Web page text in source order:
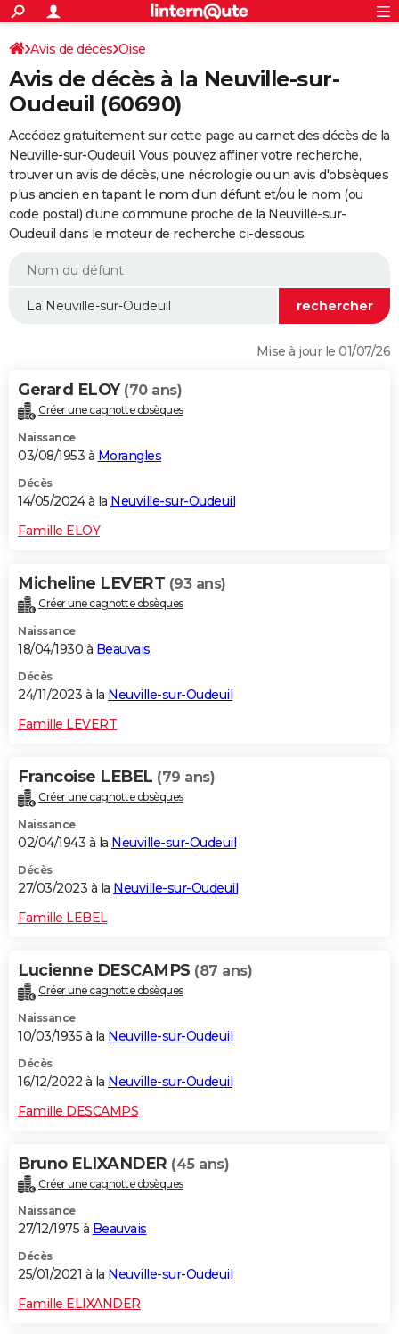
ACTUALITÉS
Politique
Société
Faits Divers
Education
Monde
Villes
+
SPORT
Coupe du monde 2026
Football
Tennis
Cyclisme
Rugby
Forum
CULTURE
FINANCE
Retraite
Impôts
Epargne
Immobilier
Risques naturels par ville
Banque
Assurance
Crédit
Essais
Réserver un essai
Citadines
Berlines
SUV
Forum auto
+
HIGH-TECH
Mobiles
Meilleur smartphone
Internet
Ordinateurs
Jeux vidéo
Guide high-tech
+
BRICOLAGE
Forum
Aménagement intérieur
Extérieur
Cuisine
Salle de bains
Jardinage
Rangement
WEEK-END
Guides de France
Escapades
Patrimoine
Expositions
Musées
Week-end nature
LIFESTYLE
Alimentation
Guide de la santé
Maladies
Médicaments
Sommeil
VOYAGE
Destinations
City break
Voyage nature
Voyage de noces
Forum
Climat
+PHOTO
GUIDES D'ACHAT
BONS PLANS
CARTE DE VOEUX
Dictionnaire
Biographies
Citations
Expressions
Proverbes
PROGRAMME TV
COPAINS D'AVANT
S'inscrire
Se connecter
Lycées
Collèges
Primaires
Universités
Entreprises
Service militaire
Avis de recherche
AVIS DE DÉCÈS
Avis de décès Oise
Avis de décès à la Neuville-sur-
Oudeuil (60690)
Accédez gratuitement sur cette page au carnet des décès de la
Neuville-sur-Oudeuil. Vous pouvez affiner votre recherche,
trouver un avis de décès, une nécrologie ou un avis d'obsèques
plus ancien en tapant le nom d'un défunt et/ou le nom (ou
code postal) d'une commune proche de la Neuville-sur-
Oudeuil dans le moteur de recherche ci-dessous.
Mise à jour le 01/07/26
Gerard ELOY (70 ans)
Créer une cagnotte obsèques
Naissance
03/08/1953 à Morangles
Décès
14/05/2024 à la Neuville-sur-Oudeuil
Famille ELOY
Micheline LEVERT (93 ans)
Créer une cagnotte obsèques
Naissance
18/04/1930 à Beauvais
Décès
24/11/2023 à la Neuville-sur-Oudeuil
Famille LEVERT
Francoise LEBEL (79 ans)
Créer une cagnotte obsèques
Naissance
02/04/1943 à la Neuville-sur-Oudeuil
Décès
27/03/2023 à la Neuville-sur-Oudeuil
Famille LEBEL
Lucienne DESCAMPS (87 ans)
Créer une cagnotte obsèques
Naissance
10/03/1935 à la Neuville-sur-Oudeuil
Décès
16/12/2022 à la Neuville-sur-Oudeuil
Famille DESCAMPS
Bruno ELIXANDER (45 ans)
Créer une cagnotte obsèques
Naissance
27/12/1975 à Beauvais
Décès
25/01/2021 à la Neuville-sur-Oudeuil
Famille ELIXANDER